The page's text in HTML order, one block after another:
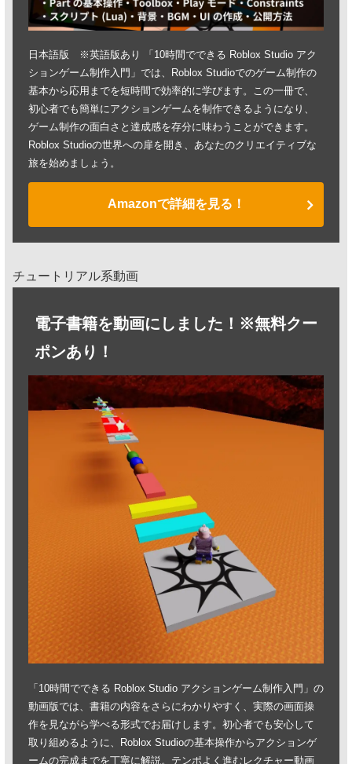
日本語版 ※英語版あり 「10時間でできる Roblox Studio アク
ションゲーム制作入門」では、Roblox Studioでのゲーム制作の
基本から応用までを短時間で効率的に学びます。この一冊で、
初心者でも簡単にアクションゲームを制作できるようになり、
ゲーム制作の面白さと達成感を存分に味わうことができます。
Roblox Studioの世界への扉を開き、あなたのクリエイティブな
旅を始めましょう。
Amazonで詳細を見る！
チュートリアル系動画
電子書籍を動画にしました！※無料クー
ポンあり！
「10時間でできる Roblox Studio アクションゲーム制作入門」の
動画版では、書籍の内容をさらにわかりやすく、実際の画面操
作を見ながら学べる形式でお届けします。初心者でも安心して
取り組めるように、Roblox Studioの基本操作からアクションゲ
ームの完成までを丁寧に解説。テンポよく進むレクチャー動画